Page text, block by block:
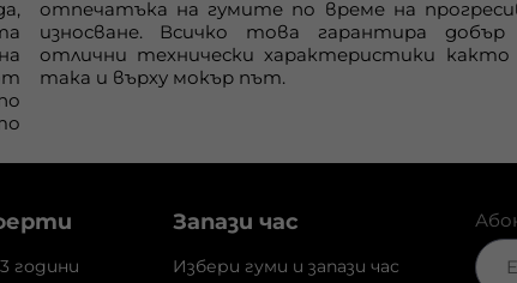
отпечатъка на гумите по време на
износване. Всичко това гарантира добър
отлични технически характеристики както
така и върху мокър път.
години
Запази час
Избери гуми и запази час